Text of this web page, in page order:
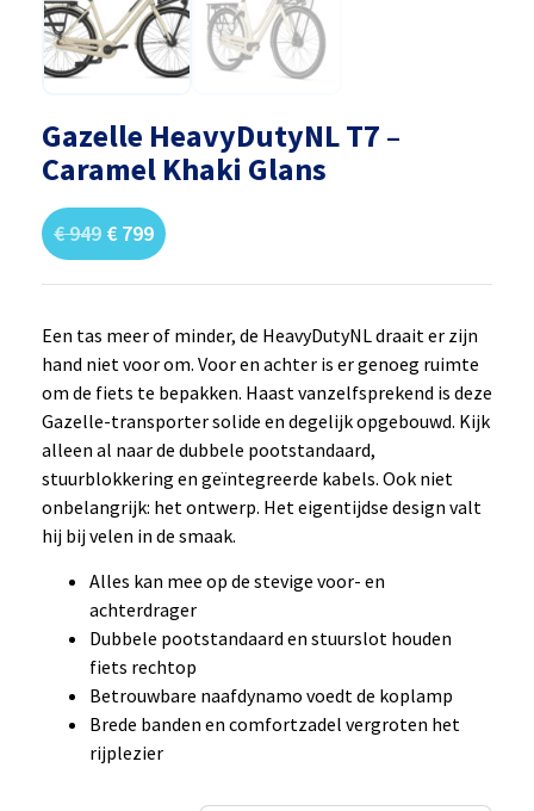
Gazelle HeavyDutyNL T7 –
Caramel Khaki Glans
€949 € 799
Een tas meer of minder, de HeavyDutyNL draait er zijn
hand niet voor om. Voor en achter is er genoeg ruimte
om de fiets te bepakken. Haast vanzelfsprekend is deze
Gazelle-transporter solide en degelijk opgebouwd. Kijk
alleen al naar de dubbele pootstandaard,
stuurblokkering en geïntegreerde kabels. Ook niet
onbelangrijk: het ontwerp. Het eigentijdse design valt
hij bij velen in de smaak.
Alles kan mee op de stevige voor- en
achterdrager
Dubbele pootstandaard en stuurslot houden
fiets rechtop
Betrouwbare naafdynamo voedt de koplamp
Brede banden en comfortzadel vergroten het
rijplezier